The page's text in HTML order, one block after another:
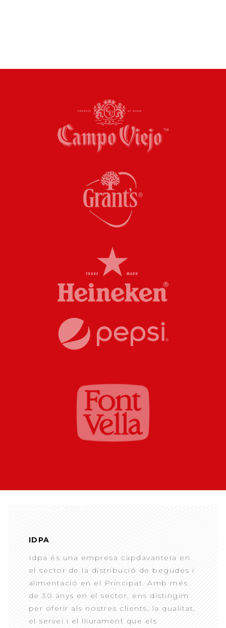
IDPA
Idpa és una empresa capdavantera en
el sector de la distribució de begudes i
alimentació en el Principat. Amb més
de 30 anys en el sector, ens distingim
per oferir als nostres clients, la qualitat,
el servei i el lliurament que els